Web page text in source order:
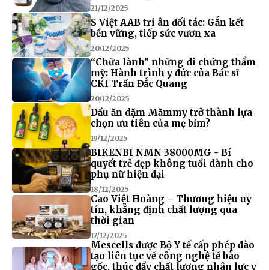
21/12/2025
S Việt AAB tri ân đối tác: Gắn kết
bền vững, tiếp sức vươn xa
20/12/2025
“Chữa lành” những di chứng thẩm
mỹ: Hành trình y đức của Bác sĩ
CKI Trần Đắc Quang
20/12/2025
Dầu ăn dặm Mămmy trở thành lựa
chọn ưu tiên của mẹ bỉm?
19/12/2025
BIKENBI NMN 38000MG - Bí
quyết trẻ đẹp không tuổi dành cho
phụ nữ hiện đại
18/12/2025
Cao Việt Hoàng – Thương hiệu uy
tín, khẳng định chất lượng qua
thời gian
17/12/2025
Mescells được Bộ Y tế cấp phép đào
tạo liên tục về công nghệ tế bào
gốc, thúc đẩy chất lượng nhân lực y